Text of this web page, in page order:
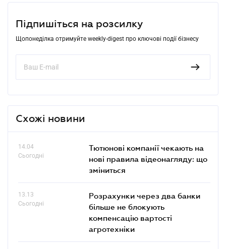
Підпишіться на розсилку
Щопонеділка отримуйте weekly-digest про ключові події бізнесу
Схожі новини
14.04
Сьогодні
Тютюнові компанії чекають на
нові правила відеонагляду: що
зміниться
13.13
Сьогодні
Розрахунки через два банки
більше не блокують
компенсацію вартості
агротехніки